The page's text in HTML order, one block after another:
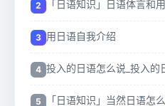
「日语知识」日语体言和
用日语自我介绍
投入的日语怎么说_投入的
「日语知识」当然日语怎